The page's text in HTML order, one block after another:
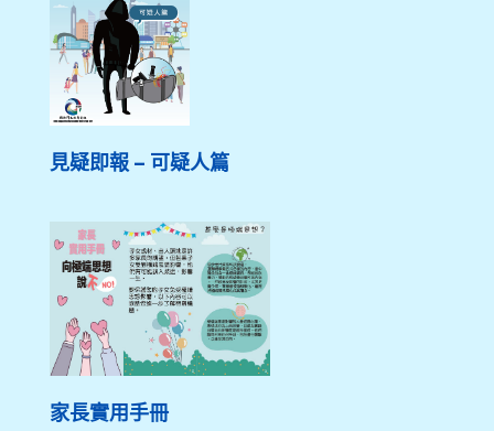
見疑即報 – 可疑人篇
家長實用手冊